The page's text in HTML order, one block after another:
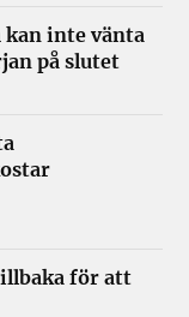
inte vänta
på slutet
för att